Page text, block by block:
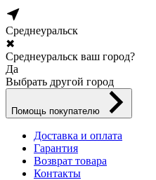
Среднеуральск
✖
Среднеуральск ваш город?
Да
Выбрать другой город
Помощь покупателю
Доставка и оплата
Гарантия
Возврат товара
Контакты